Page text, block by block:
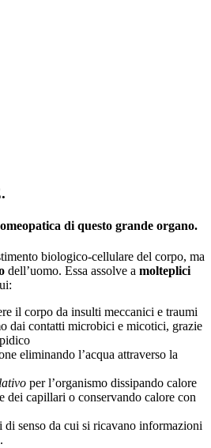
di questo grande organo.
biologico-cellulare del corpo, ma
dell’uomo. Essa assolve a molteplici
il corpo da insulti meccanici e traumi
dai contatti microbici e micotici, grazie
eliminando l’acqua attraverso la
per l’organismo dissipando calore
dei capillari o conservando calore con
di senso da cui si ricavano informazioni